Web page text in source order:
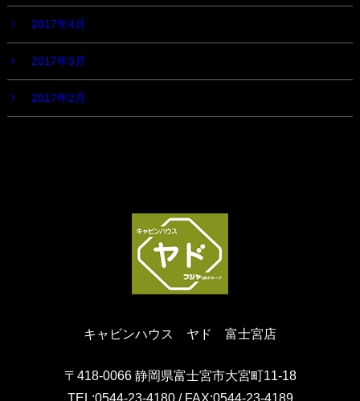
2017年4月
2017年3月
2017年2月
キャビンハウス ヤド 富士宮店
〒418-0066 静岡県富士宮市大宮町11-18